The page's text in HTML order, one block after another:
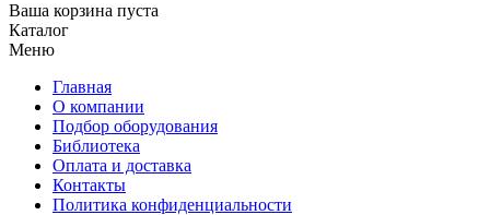
Ваша корзина пуста
Каталог
Меню
Главная
О компании
Подбор оборудования
Библиотека
Оплата и доставка
Контакты
Политика конфиденциальности